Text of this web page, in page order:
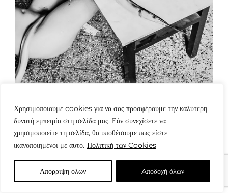
Χρησιμοποιούμε cookies για να σας προσφέρουμε την καλύτερη
δυνατή εμπειρία στη σελίδα μας. Εάν συνεχίσετε να
χρησιμοποιείτε τη σελίδα, θα υποθέσουμε πως είστε
ικανοποιημένοι με αυτό. Πολιτική των Cookies
Απόρριψη όλων Aποδοχή όλων
© Copyright: www.fotografes.gr - Δαμιανός Μωραΐτης